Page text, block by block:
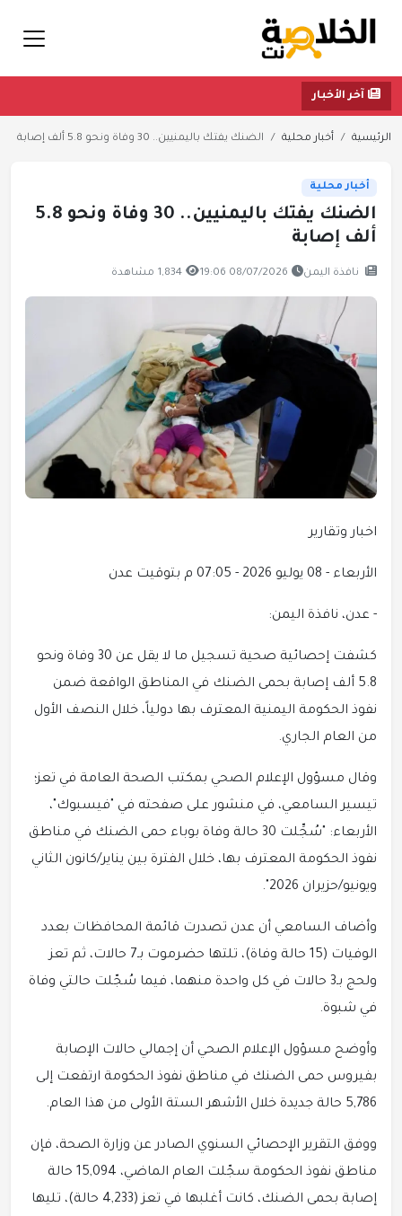
آخر الأخبار
الرئيسية أخبار محلية الضنك يفتك باليمنيين.. 30 وفاة ونحو 5.8 ألف إصابة
أخبار محلية
الضنك يفتك باليمنيين.. 30 وفاة ونحو 5.8
ألف إصابة
نافذة اليمن 08/07/2026 19:06 1,834 مشاهدة
اخبار وتقارير
الأربعاء - 08 يوليو 2026 - 07:05 م بتوقيت عدن
- عدن، نافذة اليمن:
كشفت إحصائية صحية تسجيل ما لا يقل عن 30 وفاة ونحو
5.8 ألف إصابة بحمى الضنك في المناطق الواقعة ضمن
نفوذ الحكومة اليمنية المعترف بها دولياً، خلال النصف الأول
من العام الجاري.
وقال مسؤول الإعلام الصحي بمكتب الصحة العامة في تعز؛
تيسير السامعي، في منشور على صفحته في "فيسبوك"،
الأربعاء: "سُجِّلت 30 حالة وفاة بوباء حمى الضنك في مناطق
نفوذ الحكومة المعترف بها، خلال الفترة بين يناير/كانون الثاني
ويونيو/حزيران 2026".
وأضاف السامعي أن عدن تصدرت قائمة المحافظات بعدد
الوفيات (15 حالة وفاة)، تلتها حضرموت بـ7 حالات، ثم تعز
ولحج بـ3 حالات في كل واحدة منهما، فيما سُجّلت حالتي وفاة
في شبوة.
وأوضح مسؤول الإعلام الصحي أن إجمالي حالات الإصابة
بفيروس حمى الضنك في مناطق نفوذ الحكومة ارتفعت إلى
5,786 حالة جديدة خلال الأشهر الستة الأولى من هذا العام.
ووفق التقرير الإحصائي السنوي الصادر عن وزارة الصحة، فإن
مناطق نفوذ الحكومة سجّلت العام الماضي، 15,094 حالة
إصابة بحمى الضنك، كانت أغلبها في تعز (4,233 حالة)، تليها